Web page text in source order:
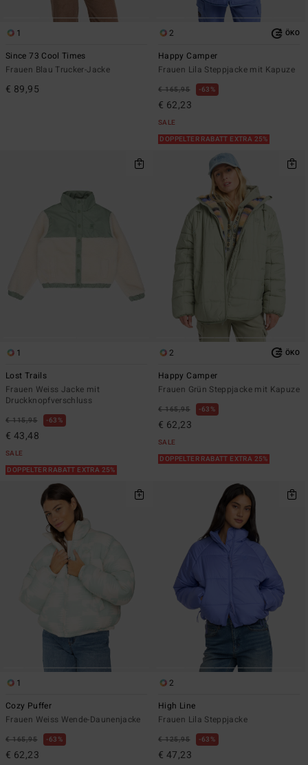
1
Since 73 Cool Times
Frauen Blau Trucker-Jacke
€ 89,95
2 ÖKO
Happy Camper
Frauen Lila Steppjacke mit Kapuze
€ 165,95 63%
€ 62,23
SALE
DOPPELTER RABATT EXTRA 25%
1
Lost Trails
Frauen Weiss Jacke mit
Druckknopfverschluss
€ 115,95 63%
€ 43,48
SALE
DOPPELTER RABATT EXTRA 25%
2 ÖKO
Happy Camper
Frauen Grün Steppjacke mit Kapuze
€ 165,95 63%
€ 62,23
SALE
DOPPELTER RABATT EXTRA 25%
1
Cozy Puffer
Frauen Weiss Wende-Daunenjacke
€ 165,95 63%
€ 62,23
2
High Line
Frauen Lila Steppjacke
€ 125,95 63%
€ 47,23